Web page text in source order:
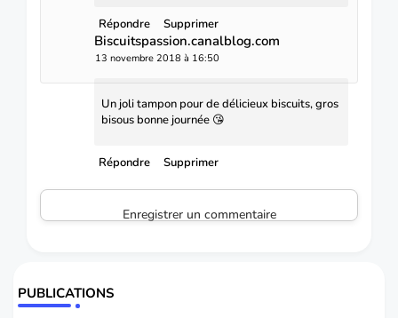
Répondre Supprimer
Biscuitspassion.canalblog.com
13 novembre 2018 à 16:50
Un joli tampon pour de délicieux biscuits, gros
bisous bonne journée 😘
Répondre Supprimer
Enregistrer un commentaire
PUBLICATIONS